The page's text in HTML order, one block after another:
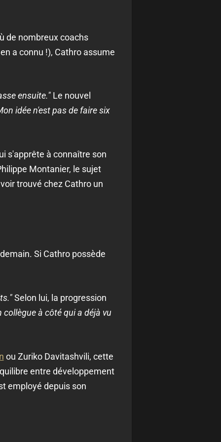
de nombreux coachs
a connu !), Cathro assume
ensuite."Le nouvel
idée n'est pas de faire six
s'apprête à connaître son
Montanier, le sujet
trouvé chez Cathro un
Si Cathro possède
Selon lui, la progression
à côté qui a déjà vu
ou Zuriko Davitashvili, cette
entre développement
employé depuis son